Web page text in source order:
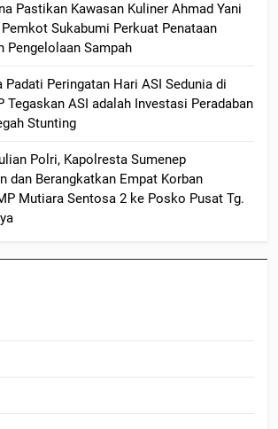
Pastikan Kawasan Kuliner Ahmad Yani
Sukabumi Perkuat Penataan
Pengelolaan Sampah
Padati Peringatan Hari ASI Sedunia di
Tegaskan ASI adalah Investasi Peradaban
Stunting
Polri, Kapolresta Sumenep
dan Berangkatkan Empat Korban
Mutiara Sentosa 2 ke Posko Pusat Tg.